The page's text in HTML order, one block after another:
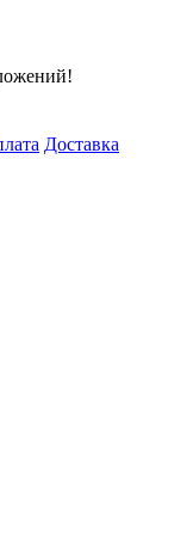
Доставка